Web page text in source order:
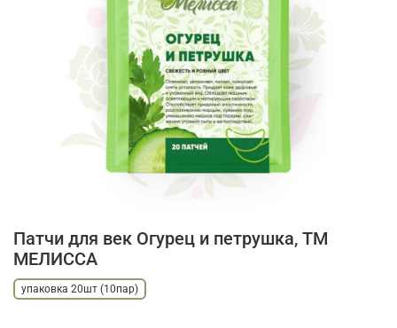
Патчи для век Огурец и петрушка, ТМ
МЕЛИССА
упаковка 20шт (10пар)